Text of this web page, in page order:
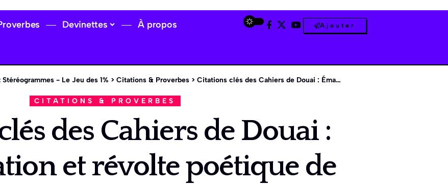
Devinettes À propos Ajouter
- Le Jeu des 1% > Citations & Proverbes > Citations clés des Cahiers de Douai : Émancipation et révolte poétique de Rimbaud
CITATIONS & PROVERBES
des Cahiers de Douai :
et révolte poétique de